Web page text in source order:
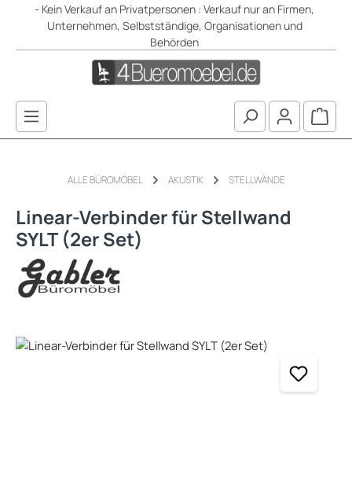
Zum Hauptinhalt springen
- Kein Verkauf an Privatpersonen : Verkauf nur an Firmen,
Unternehmen, Selbstständige, Organisationen und
Behörden
ALLE BÜROMÖBEL AKUSTIK STELLWÄNDE
Linear-Verbinder für Stellwand
SYLT (2er Set)
Bildergalerie überspringen